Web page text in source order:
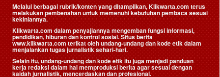
Melalui berbagai rubrik/konten yang ditampilkan, Klikwarta.com terus
melakukan pembenahan untuk memenuhi kebutuhan pembaca sesuai
kekiniannya.
Klikwarta.com dalam penyajiannya mengemban fungsi informasi,
pendidikan, hiburan dan kontrol sosial. Situs berita
www.klikwarta.com terikat oleh undang-undang dan kode etik dalam
menjalankan tugas jurnalistik sehari-hari.
Selain itu, undang-undang dan kode etik itu juga menjadi panduan
kerja redaksi dalam hal memproduksi berita agar sesuai dengan
kaidah jurnalistik, mencerdaskan dan profesional.